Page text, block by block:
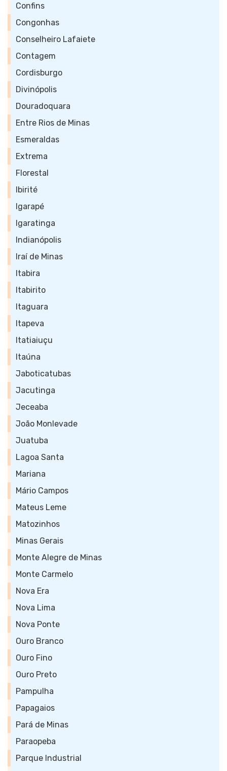
Confins
Congonhas
Conselheiro Lafaiete
Contagem
Cordisburgo
Divinópolis
Douradoquara
Entre Rios de Minas
Esmeraldas
Extrema
Florestal
Ibirité
Igarapé
Igaratinga
Indianópolis
Iraí de Minas
Itabira
Itabirito
Itaguara
Itapeva
Itatiaiuçu
Itaúna
Jaboticatubas
Jacutinga
Jeceaba
João Monlevade
Juatuba
Lagoa Santa
Mariana
Mário Campos
Mateus Leme
Matozinhos
Minas Gerais
Monte Alegre de Minas
Monte Carmelo
Nova Era
Nova Lima
Nova Ponte
Ouro Branco
Ouro Fino
Ouro Preto
Pampulha
Papagaios
Pará de Minas
Paraopeba
Parque Industrial